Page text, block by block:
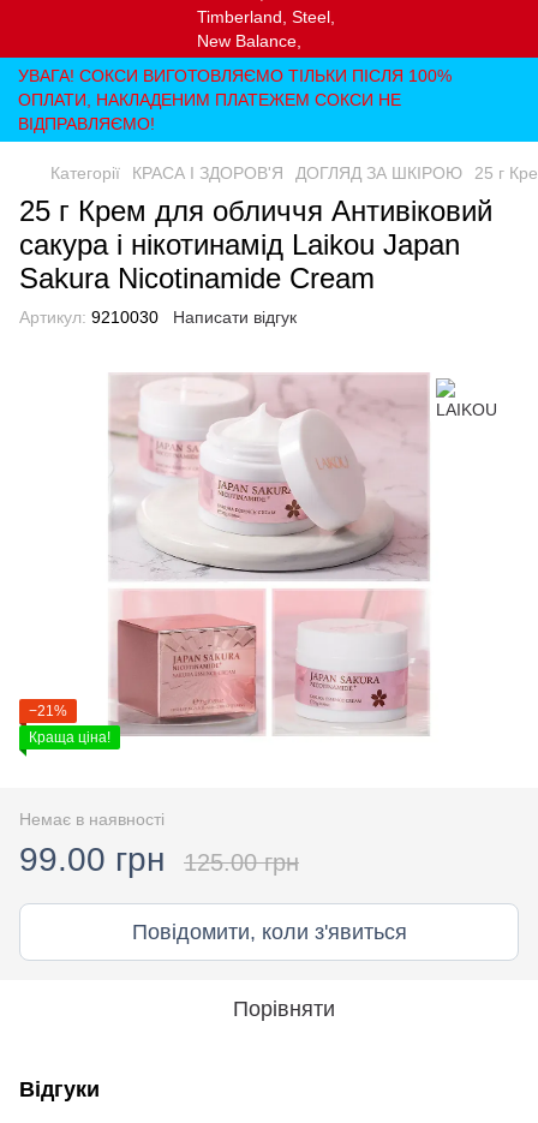
УВАГА! СОКСИ ВИГОТОВЛЯЄМО ТІЛЬКИ ПІСЛЯ 100%
ОПЛАТИ, НАКЛАДЕНИМ ПЛАТЕЖЕМ СОКСИ НЕ
ВІДПРАВЛЯЄМО!
Категорії КРАСА І ЗДОРОВ'Я ДОГЛЯД ЗА ШКІРОЮ 25 г
25 г Крем для обличчя Антивіковий
сакура і нікотинамід Laikou Japan
Sakura Nicotinamide Cream
Артикул: 9210030 Написати відгук
−21%
Краща ціна!
Немає в наявності
99.00 грн 125.00 грн
Повідомити, коли з'явиться
Порівняти
Відгуки